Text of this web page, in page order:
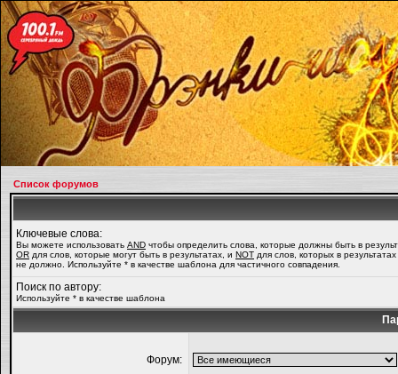
Список форумов
Ключевые слова:
Вы можете использовать AND чтобы определить слова, которые должны быть в
OR для слов, которые могут быть в результатах, и NOT для слов, которых в
не должно. Используйте * в качестве шаблона для частичного совпадения.
Поиск по автору:
Используйте * в качестве шаблона
Форум: